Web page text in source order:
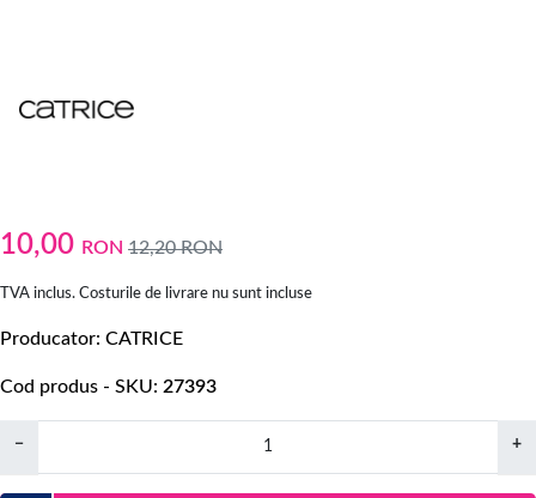
10,00 RON 12,20RON
TVA inclus. Costurile de livrare nu sunt incluse
Producator CATRICE
Cod produs - SKU 27393
− +